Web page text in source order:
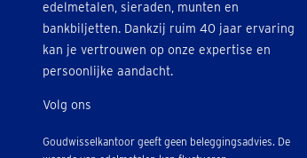
edelmetalen, sieraden, munten en
bankbiljetten. Dankzij ruim 40 jaar ervaring
kan je vertrouwen op onze expertise en
persoonlijke aandacht.
Volg ons
Goudwisselkantoor geeft geen beleggingsadvies. De